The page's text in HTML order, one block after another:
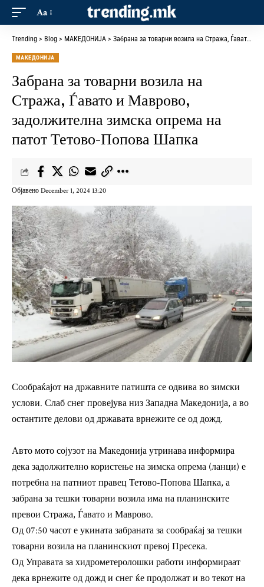
Aa
Trending > Blog > МАКЕДОНИЈА > Забрана за товарни возила на Стража, Ѓавато и Маврово, задолжителна зимска опрема на патот Тетово-Попова Шапка
МАКЕДОНИЈА
Забрана за товарни возила на
Стража, Ѓавато и Маврово,
задолжителна зимска опрема на
патот Тетово-Попова Шапка
Објавено December 1, 2024 13:20
Сообраќајот на државните патишта се одвива во зимски
услови. Слаб снег провејува низ Западна Македонија, а во
остантите делови од државата врнежите се од дожд.
Авто мото сојузот на Македонија утринава информира
дека задолжително користење на зимска опрема (ланци) е
потребна на патниот правец Тетово-Попова Шапка, а
забрана за тешки товарни возила има на планинските
превои Стража, Ѓавато и Маврово.
Од 07:50 часот е укината забраната за сообраќај за тешки
товарни возила на планинскиот превој Пресека.
Од Управата за хидрометеролошки работи информираат
дека врнежите од дожд и снег ќе продолжат и во текот на